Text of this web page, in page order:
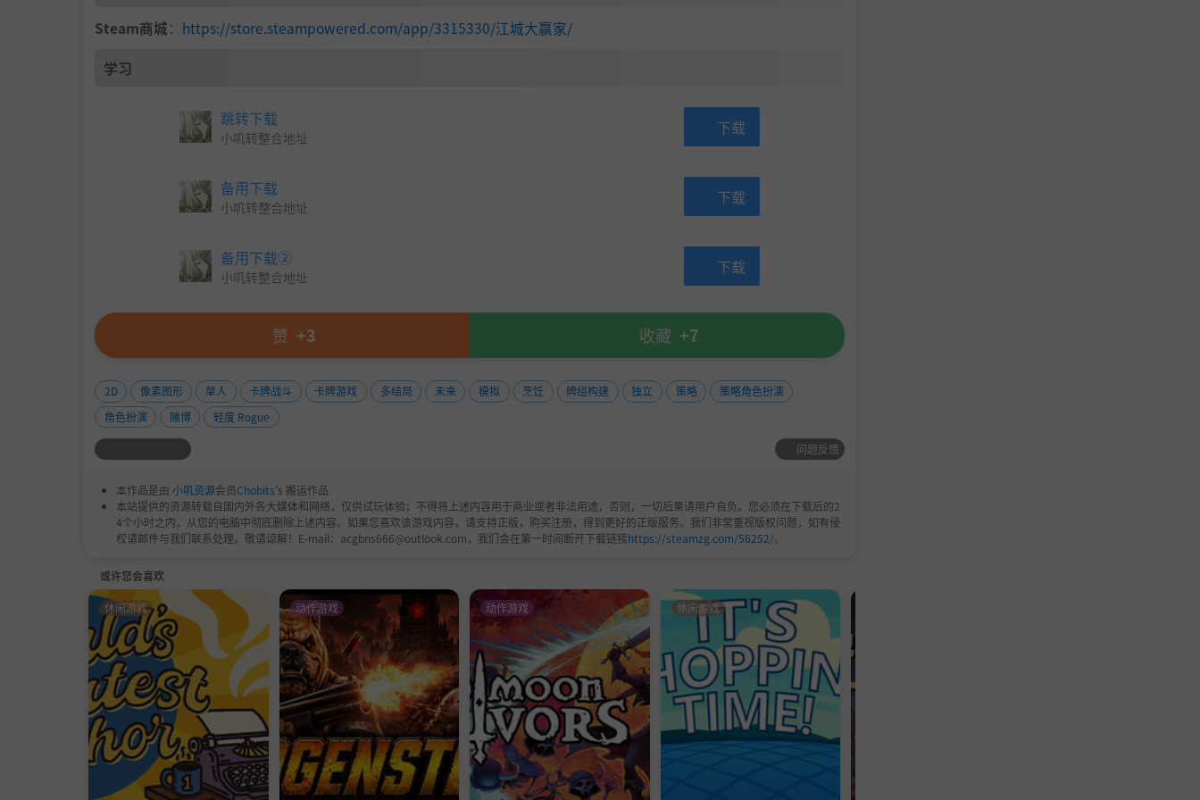
建立在以【幸运】为核心的独特世界观之上，不同以往的当代都市奇幻故事。
职场、体育、医疗、美食、游戏，分布在各个阶层的多位恋爱对象，亦正亦邪，反抗与斗争，每个人都有曲折离奇的故
事，选定你的人生伴侣，与他/她们携手，揭开江城隐藏的秘密。
游戏目前已开放9位可攻略NPC，我们会在后续开放第10位NPC，敬请期待！
尽情穿梭于城市的大街小巷，靠你的幸运来【捡垃圾】，乞丐也能在江城活下去；
Steam商城： https://store.steampowered.com/app/3315330/江城大赢家/
学习
跳转下载
小叽转整合地址 下载
备用下载
小叽转整合地址 下载
备用下载②
小叽转整合地址 下载
赞 +3 收藏 +7
2D 像素图形 单人 卡牌战斗 卡牌游戏 多结局 未来 模拟 烹饪 牌组构建 独立 策略
策略角色扮演
角色扮演
赌博 轻度 Rogue
问题反馈
本作品是由 小叽资源会员Chobits's 搬运作品.
本站提供的资源转载自国内外各大媒体和网络，仅供试玩体验；不得将上述内容用于商业或者非法用途，否则，一切后果请用户自负。您必须在下载后的2
4个小时之内，从您的电脑中彻底删除上述内容。如果您喜欢该游戏内容，请支持正版，购买注册，得到更好的正版服务。我们非常重视版权问题，如有侵
权请邮件与我们联系处理。敬请谅解！E-mail：acgbns666@outlook.com，我们会在第一时间断开下载链接https://steamzg.com/56252/。
或许您会喜欢
休闲游戏 动作游戏 动作游戏 休闲游戏